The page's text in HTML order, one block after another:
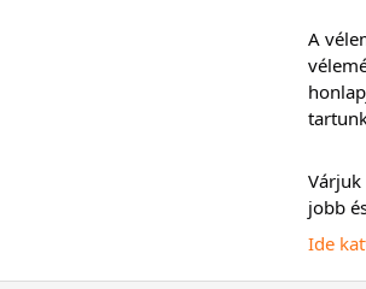
A
Várjuk
jobb
Ide